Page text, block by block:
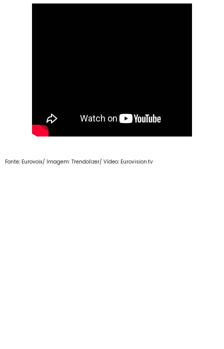
Fonte: Eurovoix/ Imagem: Trendolizer/ Vídeo: Eurovision.tv